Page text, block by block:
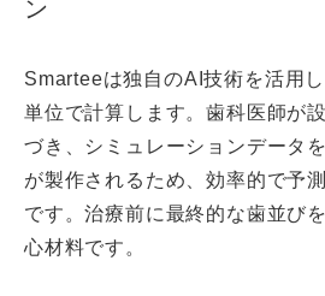
ン
Smarteeは独自のAI技術を活用
単位で計算します。歯科医師が
づき、シミュレーションデータ
が製作されるため、効率的で予
です。治療前に最終的な歯並び
心材料です。